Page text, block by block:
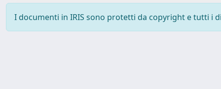
I documenti in IRIS sono protetti da copyright e tutti i